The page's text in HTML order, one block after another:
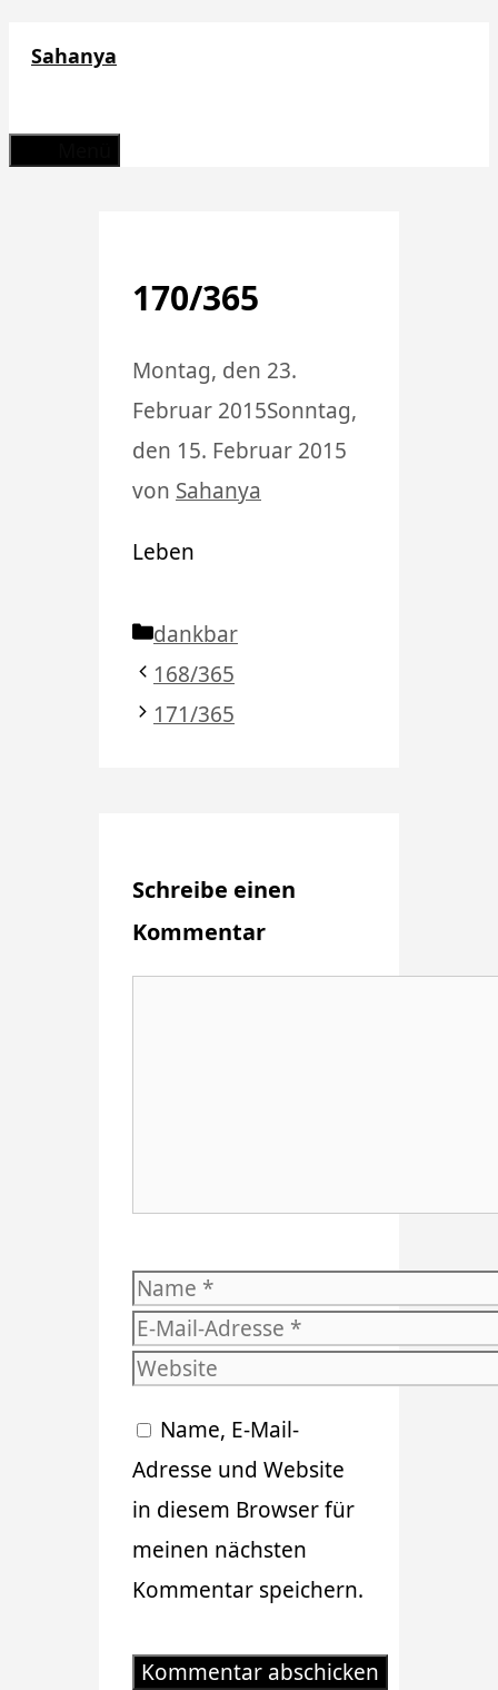
Sahanya
170/365
Montag, den 23.
Februar 2015Sonntag,
den 15. Februar 2015
von Sahanya
Leben
Kategorien
dankbar
168/365
171/365
Schreibe einen
Kommentar
Name
E-
Mail-
Website
Name, E-Mail-
Adresse und Website
in diesem Browser für
meinen nächsten
Kommentar speichern.